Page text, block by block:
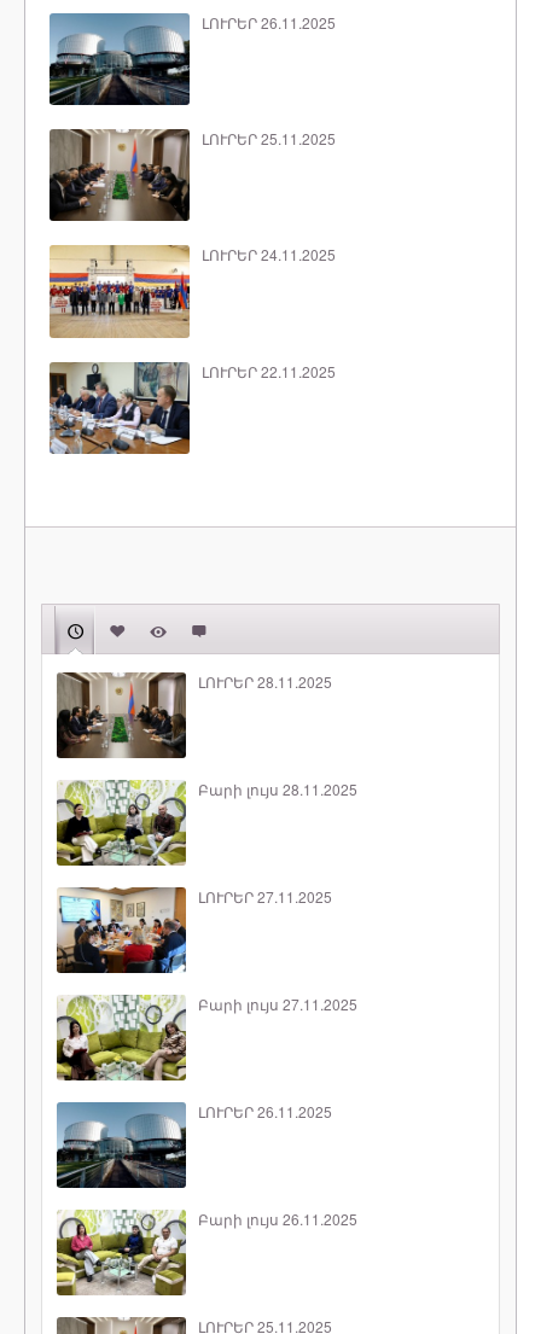
ԼՈՒՐԵՐ 26.11.2025
ԼՈՒՐԵՐ 25.11.2025
ԼՈՒՐԵՐ 24.11.2025
ԼՈՒՐԵՐ 22.11.2025
ԼՈՒՐԵՐ 28.11.2025
Բարի լույս 28.11.2025
ԼՈՒՐԵՐ 27.11.2025
Բարի լույս 27.11.2025
ԼՈՒՐԵՐ 26.11.2025
Բարի լույս 26.11.2025
ԼՈՒՐԵՐ 25.11.2025